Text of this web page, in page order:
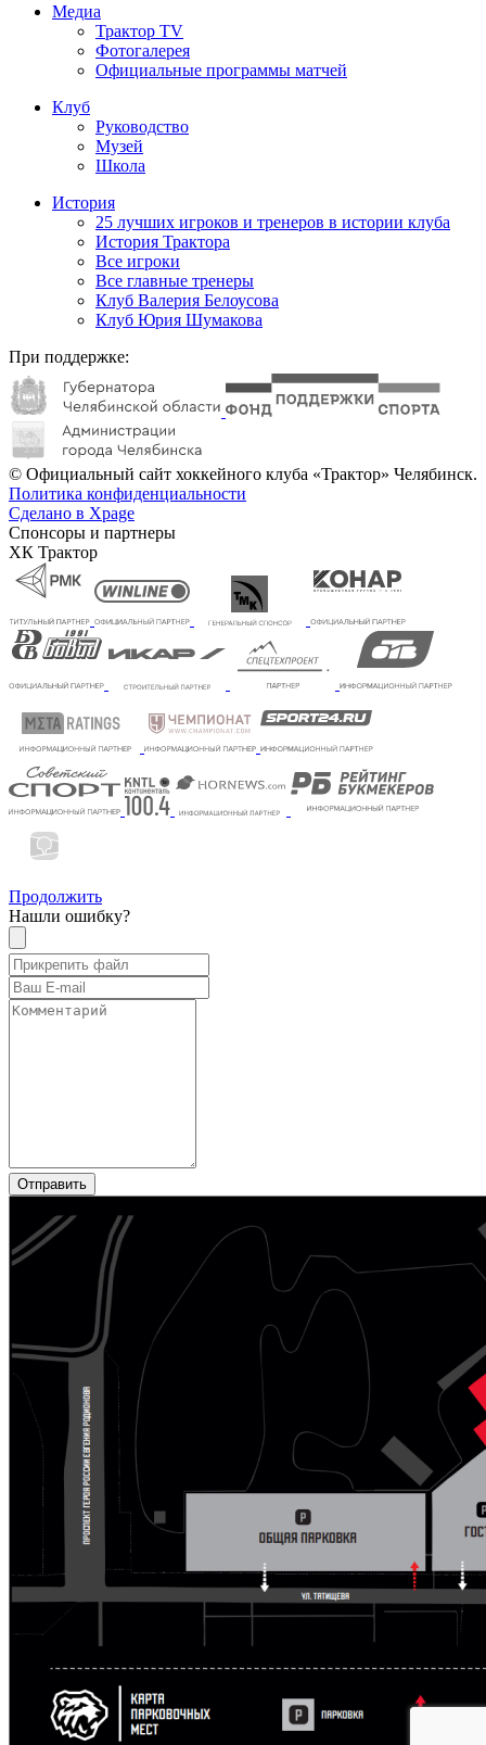
Медиа
Трактор TV
Фотогалерея
Официальные программы матчей
Клуб
Руководство
Музей
Школа
История
25 лучших игроков и тренеров в истории клуба
История Трактора
Все игроки
Все главные тренеры
Клуб Валерия Белоусова
Клуб Юрия Шумакова
При поддержке:
© Официальный сайт хоккейного клуба «Трактор» Челябинск.
Политика конфиденциальности
Сделано в Xpage
Спонсоры и партнеры
ХК Трактор
Продолжить
Нашли ошибку?